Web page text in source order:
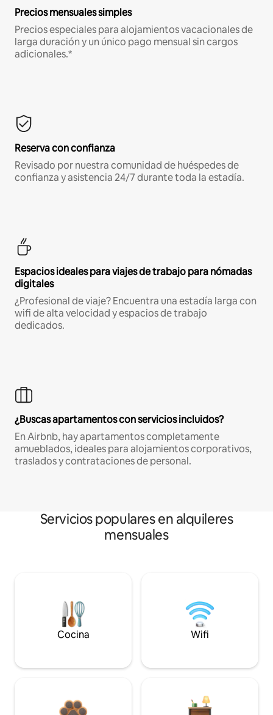
Precios mensuales simples
Precios especiales para alojamientos vacacionales de
larga duración y un único pago mensual sin cargos
adicionales.*
Reserva con confianza
Revisado por nuestra comunidad de huéspedes de
confianza y asistencia 24/7 durante toda la estadía.
Espacios ideales para viajes de trabajo para nómadas
digitales
¿Profesional de viaje? Encuentra una estadía larga con
wifi de alta velocidad y espacios de trabajo
dedicados.
¿Buscas apartamentos con servicios incluidos?
En Airbnb, hay apartamentos completamente
amueblados, ideales para alojamientos corporativos,
traslados y contrataciones de personal.
Servicios populares en alquileres
mensuales
Cocina Wifi